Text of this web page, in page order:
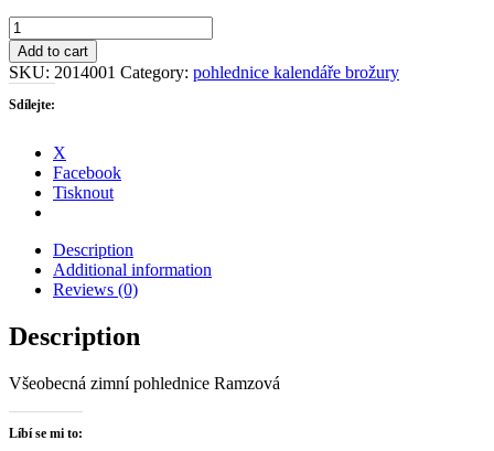
Pozdrav
z
Ramzové
quantity
Add to cart
SKU: 2014001 Category: pohlednice kalendáře brožury
Sdílejte:
X
Facebook
Tisknout
Description
Additional information
Reviews (0)
Description
Všeobecná zimní pohlednice Ramzová
Líbí se mi to: